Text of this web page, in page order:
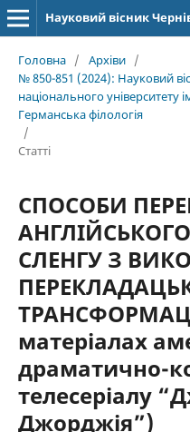
Головна / Архіви /
№ 850-851 (2024): Науковий
національного університету
Германська філологія
/
Статті
СПОСОБИ
СЛЕНГУ З
матеріалах
драматично-
телесеріалу
Джорджія”)